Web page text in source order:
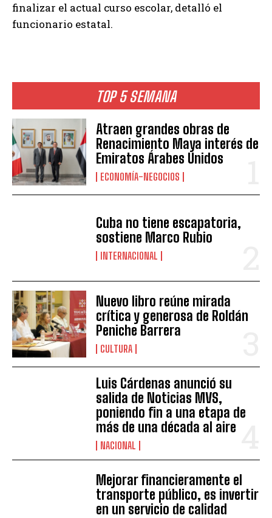
TOP 5 SEMANA
Atraen grandes obras de
Renacimiento Maya interés de
Emiratos Árabes Unidos
ECONOMÍA-NEGOCIOS
Cuba no tiene escapatoria,
sostiene Marco Rubio
INTERNACIONAL
Nuevo libro reúne mirada
crítica y generosa de Roldán
Peniche Barrera
CULTURA
Luis Cárdenas anunció su
salida de Noticias MVS,
poniendo fin a una etapa de
más de una década al aire
NACIONAL
Mejorar financieramente el
transporte público, es invertir
en un servicio de calidad
finalizar el actual curso escolar, detalló el
funcionario estatal.